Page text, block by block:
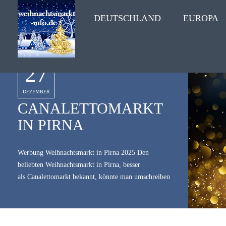
DEUTSCHLAND EUROPA
27
DEZEMBER
CANALETTOMARKT
IN PIRNA
Werbung Weihnachtsmarkt in Pirna 2025 Den
beliebten Weihnachtsmarkt in Pirna, besser
als Canalettomarkt bekannt, könnte man umschreiben